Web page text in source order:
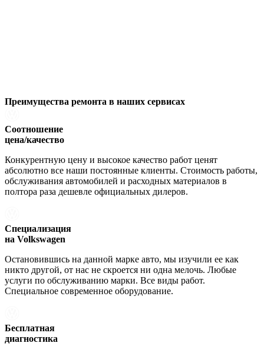
Преимущества ремонта в наших сервисах
Соотношение
цена/качество
Конкурентную цену и высокое качество работ ценят
абсолютно все наши постоянные клиенты. Стоимость работы,
обслуживания автомобилей и расходных материалов в
полтора раза дешевле официальных дилеров.
Специализация
на Volkswagen
Остановившись на данной марке авто, мы изучили ее как
никто другой, от нас не скроется ни одна мелочь. Любые
услуги по обслуживанию марки. Все виды работ.
Специальное современное оборудование.
Бесплатная
диагностика